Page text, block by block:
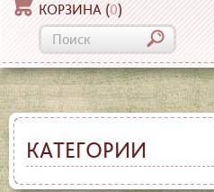
КОРЗИНА (0)
КАТЕГОРИИ